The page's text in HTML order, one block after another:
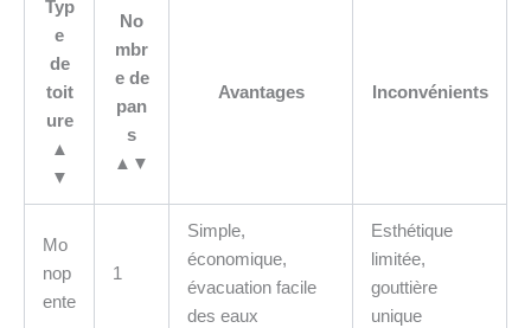
Typ
e
de
toit
ure
▲
▼
No
mbr
e de
pan
s
▲▼
Avantages Inconvénients
Mo
nop
ente
1
Simple,
économique,
évacuation facile
des eaux
Esthétique
limitée,
gouttière
unique